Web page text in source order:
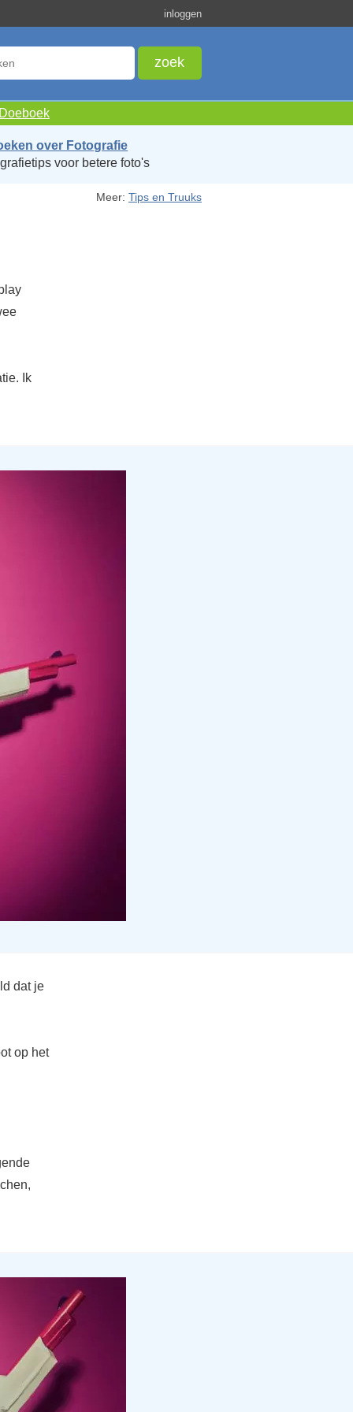
inloggen
over Fotografie
voor betere foto's
Meer: Tips en Truuks
Ik
dat je
op het